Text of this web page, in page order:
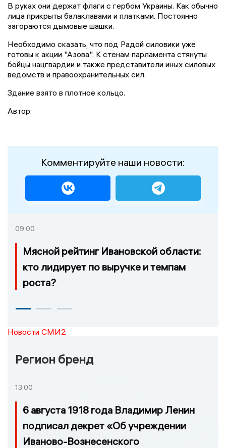
В руках они держат флаги с гербом Украины. Как обычно
лица прикрыты балаклавами и платками. Постоянно
загораются дымовые шашки.
Необходимо сказать, что под Радой силовики уже
готовы к акции "Азова". К стенам парламента стянуты
бойцы нацгвардии и также представители иных силовых
ведомств и правоохранительных сил.
Здание взято в плотное кольцо.
Автор:
Комментируйте наши новости:
09:00
Мясной рейтинг Ивановской области:
кто лидирует по выручке и темпам
роста?
Новости СМИ2
Регион бренд
13:00
6 августа 1918 года Владимир Ленин
подписал декрет «Об учреждении
Иваново-Вознесенского